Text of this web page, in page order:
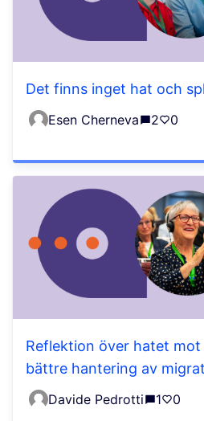
Det finns inget hat och
Esen Cherneva 2 0
Reflektion över hatet
bättre hantering av
Davide Pedrotti 1 0